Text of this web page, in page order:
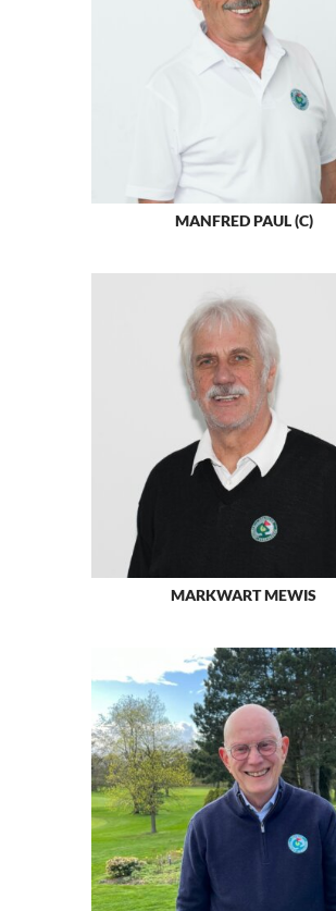
MANFRED PAUL (C)
MARKWART MEWIS